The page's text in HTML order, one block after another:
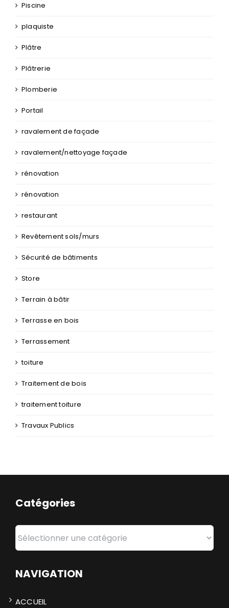
Piscine
plaquiste
Plâtre
Plâtrerie
Plomberie
Portail
ravalement de façade
ravalement/nettoyage façade
rénovation
rénovation
restaurant
Revêtement sols/murs
Sécurité de bâtiments
Store
Terrain à bâtir
Terrasse en bois
Terrassement
toiture
Traitement de bois
traitement toiture
Travaux Publics
Catégories
Catégories
NAVIGATION
ACCUEIL